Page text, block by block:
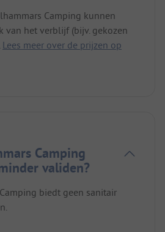
Camping kunnen
van het verblijf (bijv. gekozen
Lees meer over de prijzen op
Camping
validen?
biedt geen sanitair